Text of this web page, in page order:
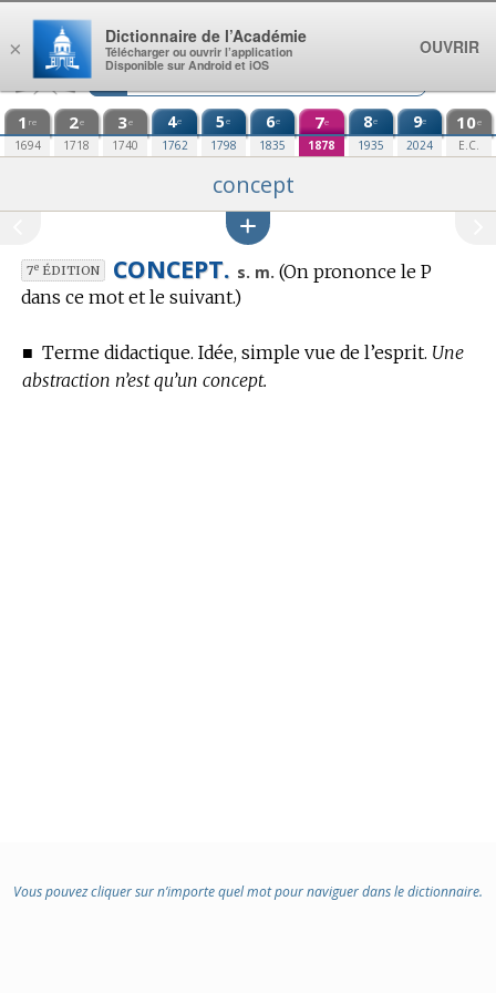
Aller au contenu
1 re
1694
2e
1718
3e
1740
4e
1762
5e
1798
6e
1835
7e
1878
8e
1935
9e
2024
10e
E.C.
concept
7eÉDITION CONCEPT. s. m. (On prononce le P
dans ce mot et le suivant.)
■ Terme didactique. Idée, simple vue de l’esprit. Une
abstraction n’est qu’un concept.
Vous pouvez cliquer sur n’importe quel mot pour naviguer dans le dictionnaire.
×
Dictionnaire de l’Académie
Télécharger ou ouvrir l’application
Disponible sur Android et iOS
OUVRIR